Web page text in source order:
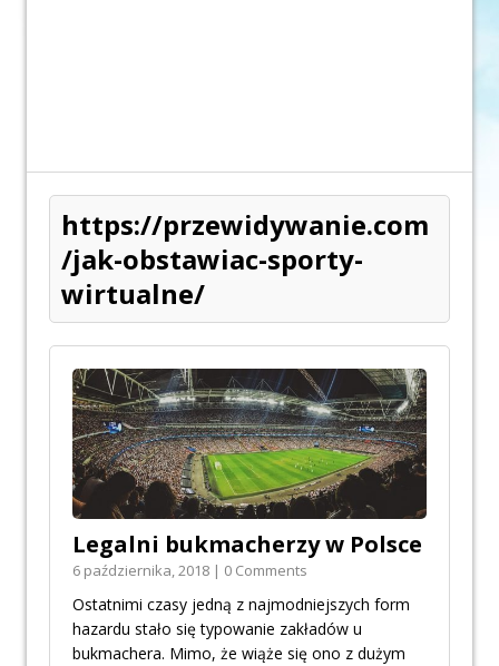
https://przewidywanie.com
/jak-obstawiac-sporty-
wirtualne/
Legalni bukmacherzy w Polsce
6 października, 2018 | 0 Comments
Ostatnimi czasy jedną z najmodniejszych form
hazardu stało się typowanie zakładów u
bukmachera. Mimo, że wiąże się ono z dużym